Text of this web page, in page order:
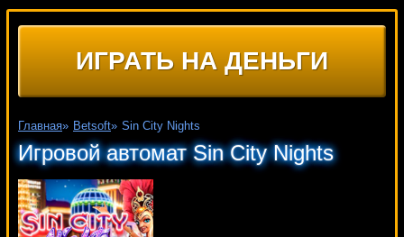
ИГРАТЬ НА ДЕНЬГИ
Главная» Betsoft» Sin City Nights
Игровой автомат Sin City Nights